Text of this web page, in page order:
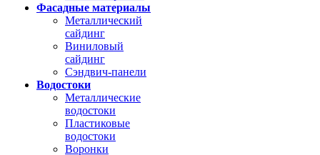
Фасадные материалы
Металлический
сайдинг
Виниловый
сайдинг
Сэндвич-панели
Водостоки
Металлические
водостоки
Пластиковые
водостоки
Воронки